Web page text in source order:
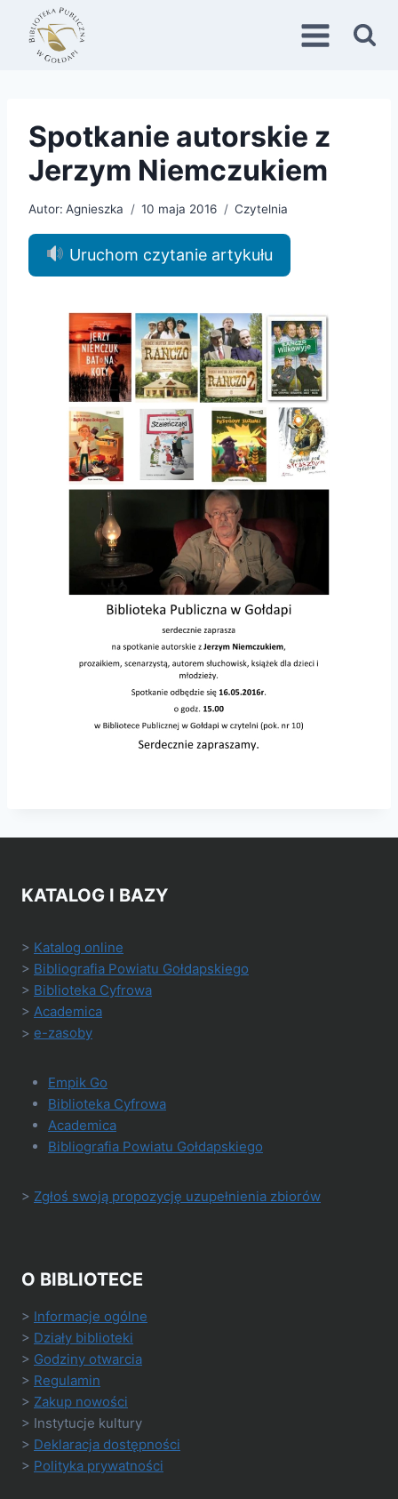
Przejdź
treści
Spotkanie autorskie z
Jerzym Niemczukiem
Autor: Agnieszka 10 maja 2016 Czytelnia
Uruchom czytanie artykułu
KATALOG I BAZY
> Katalog online
> Bibliografia Powiatu Gołdapskiego
> Biblioteka Cyfrowa
> Academica
> e-zasoby
Empik Go
Biblioteka Cyfrowa
Academica
Bibliografia Powiatu Gołdapskiego
> Zgłoś swoją propozycję uzupełnienia zbiorów
O BIBLIOTECE
> Informacje ogólne
> Działy biblioteki
> Godziny otwarcia
> Regulamin
> Zakup nowości
> Instytucje kultury
> Deklaracja dostępności
> Polityka prywatności